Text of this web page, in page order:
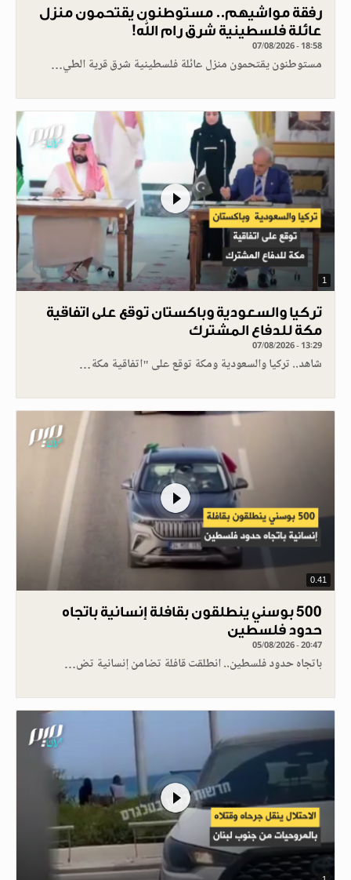
رفقة مواشيهم.. مستوطنون يقتحمون منزل
عائلة فلسطينية شرق رام الله!
07/08/2026 - 18:58
مستوطنون يقتحمون منزل عائلة فلسطينية شرق قرية الطي…
1
تركيا والسعودية وباكستان توقع على اتفاقية
مكة للدفاع المشترك
07/08/2026 - 13:29
شاهد.. تركيا والسعودية ومكة توقع على "اتفاقية مكة…
0.41
500 بوسني ينطلقون بقافلة إنسانية باتجاه
حدود فلسطين
05/08/2026 - 20:47
باتجاه حدود فلسطين.. انطلقت قافلة تضامن إنسانية تض…